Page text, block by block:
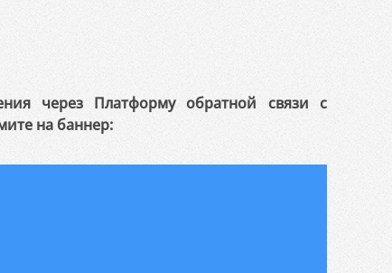
через Платформу обратной связи с
на баннер: